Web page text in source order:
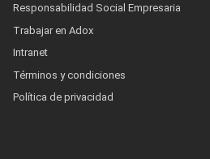
Responsabilidad Social Empresaria
Trabajar en Adox
Intranet
Términos y condiciones
Política de privacidad